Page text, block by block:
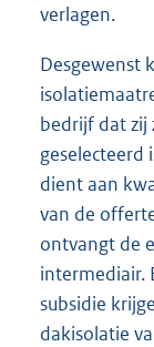
verlagen.
Desgewenst
bedrijf dat zij
dient aan
van de
ontvangt de
intermediair.
subsidie
dakisolatie